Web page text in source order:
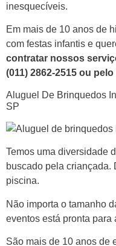
inesquecíveis.
Em mais de 10 anos de
com festas infantis e
contratar nossos
(011) 2862-2515 ou
Aluguel De Brinquedos
SP
Temos uma diversidade
buscado pela criançada.
piscina.
Não importa o tamanho
eventos está pronta para
São mais de 10 anos de